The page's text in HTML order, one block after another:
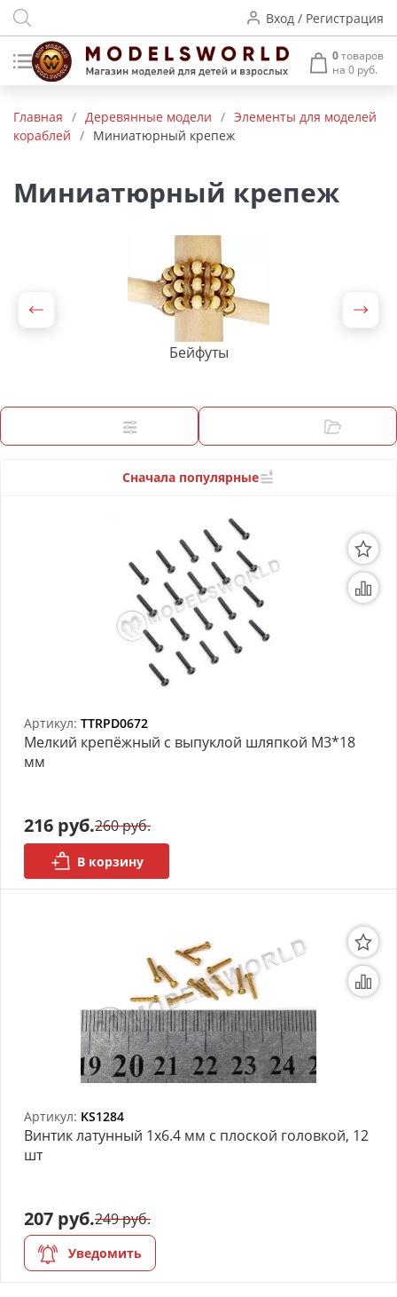
Вход / Регистрация
0товаров
на 0 руб.
Деревянные модели
Радиоуправляемые модели
Пластиковые модели
Архитектурные макеты
Модели из бумаги
Аэрографы и компрессоры
Инструмент для моделиста
Материалы для моделизма
Литература для моделиста
Готовые модели
Специальные товары
Товары для школы
Органайзеры
Полки под краску
Деревянные ламели
Рейки из ценных пород
Деревянные бруски
Шпон ценных пород
Подставки под миниатюры
Деревянные 3D модели
Донышки для вязания
Главная / Деревянные модели / Элементы для моделей
кораблей / Миниатюрный крепеж
Миниатюрный крепеж
Бейфуты
Сначала популярные
Артикул: TTRPD0672
Мелкий крепёжный с выпуклой шляпкой М3*18
мм
216 руб.260 руб.
В корзину
Артикул: KS1284
Винтик латунный 1х6.4 мм с плоской головкой, 12
шт
207 руб.249 руб.
Уведомить